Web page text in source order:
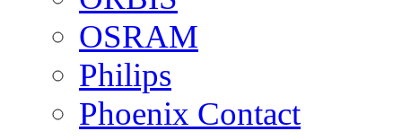
OSRAM
Philips
Phoenix Contact